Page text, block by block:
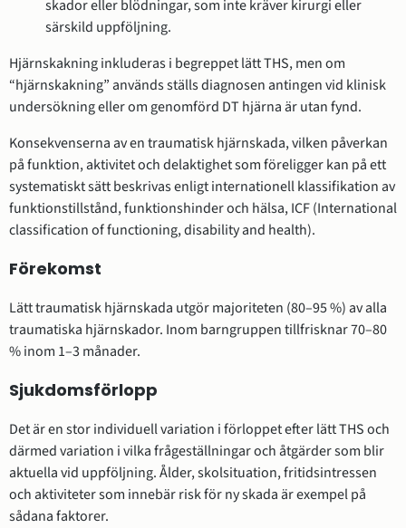
skador eller blödningar, som inte kräver kirurgi eller
särskild uppföljning.
Hjärnskakning inkluderas i begreppet lätt THS, men om
“hjärnskakning” används ställs diagnosen antingen vid klinisk
undersökning eller om genomförd DT hjärna är utan fynd.
Konsekvenserna av en traumatisk hjärnskada, vilken påverkan
på funktion, aktivitet och delaktighet som föreligger kan på ett
systematiskt sätt beskrivas enligt internationell klassifikation av
funktionstillstånd, funktionshinder och hälsa, ICF (International
classification of functioning, disability and health).
Förekomst
Lätt traumatisk hjärnskada utgör majoriteten (80–95 %) av alla
traumatiska hjärnskador. Inom barngruppen tillfrisknar 70–80
% inom 1–3 månader.
Sjukdomsförlopp
Det är en stor individuell variation i förloppet efter lätt THS och
därmed variation i vilka frågeställningar och åtgärder som blir
aktuella vid uppföljning. Ålder, skolsituation, fritidsintressen
och aktiviteter som innebär risk för ny skada är exempel på
sådana faktorer.